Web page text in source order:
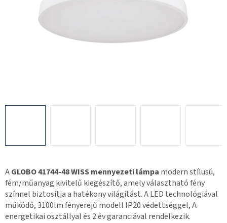
AGLOBO 41744-48 WISS mennyezeti lámpa modern stílusú,
fém/műanyag kivitelű kiegészítő, amely választható fény
színnel biztosítja a hatékony világítást. A LED technológiával
működő, 3100lm fényerejű modell IP20 védettséggel, A
energetikai osztállyal és 2 év garanciával rendelkezik.